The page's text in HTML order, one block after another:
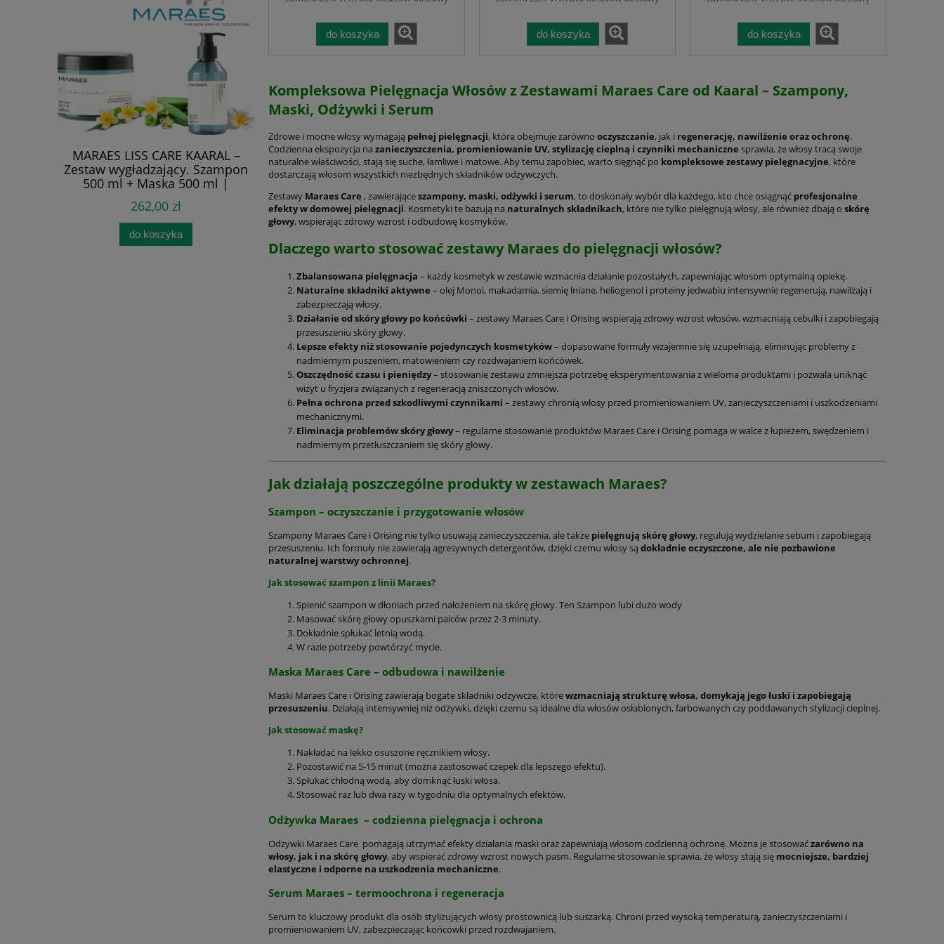
MARAES LISS CARE KAARAL –
Zestaw wygładzający. Szampon
500 ml + Maska 500 ml |
Nawilżenie, regeneracja i
kontrola puszenia | Biotyna,
Pantenol i Olejek Monoi | pH
4.00-5.00 | Bez soli, SLS,
262,00 zł
do koszyka
MARAES LISS CARE KAARAL
Zestaw – Ultra-wygładzający z
Monoi, Biotyną i Pantenolem.
Redukuje puszenie, dodaje
blasku i miękkości; szampon 500
ml , maska 500 ml i odżywka 10
w 1 250 ml. Bez alkoholu,
parabenów i SLS/SLES.
394,00 zł
Maraes COLOR CARE KAARAL –
Zestaw Szampon i Maska dla
Włosów, po 500 ml.
Profesjonalny Duet dla Włosów
Farbowanych. Idealny na co
dzień. Chroni kolor. Nawilża
włosy i skórę głowy, Regeneruje,
Przywraca równowagę.
Bez SlS
262,00 zł
MARAES RENEW CARE KAARAL
ZESTAW – Szampon 500 ml +
kompleksem algowym. Głęboka
regeneracja, nawilżenie i
zniszczonych włosów
262,00 zł
Maraes COLOR
produkty
Nawilżenie, Blask,
Wzmocnienie Bez Obciążenia
do koszyka
osłabionych, zniszczonych
włosów
do koszyka
500 ml + Pianka Bez Gazu 200
ml,
do koszyka
Kompleksowa Pielęgnacja Włosów z Zestawami Maraes Care od Kaaral – Szampony,
Maski, Odżywki i Serum
Zdrowe i mocne włosy wymagają pełnej pielęgnacji, która obejmuje zarówno oczyszczanie, jak i regenerację, nawilżenie oraz ochronę.
Codzienna ekspozycja na zanieczyszczenia, promieniowanie UV, stylizację cieplną i czynniki mechaniczne sprawia, że włosy tracą swoje
naturalne właściwości, stają się suche, łamliwe i matowe. Aby temu zapobiec, warto sięgnąć po kompleksowe zestawy pielęgnacyjne, które
dostarczają włosom wszystkich niezbędnych składników odżywczych.
Zestawy Maraes Care , zawierająceszampony, maski, odżywki i serum, to doskonały wybór dla każdego, kto chce osiągnąć profesjonalne
efekty w domowej pielęgnacji. Kosmetyki te bazują na naturalnych składnikach, które nie tylko pielęgnują włosy, ale również dbają o skórę
głowy, wspierając zdrowy wzrost i odbudowę kosmyków.
Dlaczego warto stosować zestawy Maraes do pielęgnacji włosów?
Zbalansowana pielęgnacja – każdy kosmetyk w zestawie wzmacnia działanie pozostałych, zapewniając włosom optymalną opiekę.
Naturalne składniki aktywne – olej Monoi, makadamia, siemię lniane, heliogenol i proteiny jedwabiu intensywnie regenerują, nawilżają i
zabezpieczają włosy.
Działanie od skóry głowy po końcówki – zestawy Maraes Care i Orising wspierają zdrowy wzrost włosów, wzmacniają cebulki i zapobiegają
przesuszeniu skóry głowy.
Lepsze efekty niż stosowanie pojedynczych kosmetyków– dopasowane formuły wzajemnie się uzupełniają, eliminując problemy z
nadmiernym puszeniem, matowieniem czy rozdwajaniem końcówek.
Oszczędność czasu i pieniędzy– stosowanie zestawu zmniejsza potrzebę eksperymentowania z wieloma produktami i pozwala uniknąć
wizyt u fryzjera związanych z regeneracją zniszczonych włosów.
Pełna ochrona przed szkodliwymi czynnikami – zestawy chronią włosy przed promieniowaniem UV, zanieczyszczeniami i uszkodzeniami
mechanicznymi.
Eliminacja problemów skóry głowy– regularne stosowanie produktów Maraes Care i Orising pomaga w walce z łupieżem, swędzeniem i
nadmiernym przetłuszczaniem się skóry głowy.
Jak działają poszczególne produkty w zestawach Maraes?
Szampon – oczyszczanie i przygotowanie włosów
Szampony Maraes Care i Orising nie tylko usuwają zanieczyszczenia, ale także pielęgnują skórę głowy, regulują wydzielanie sebum i zapobiegają
przesuszeniu. Ich formuły nie zawierają agresywnych detergentów, dzięki czemu włosy są dokładnie oczyszczone, ale nie pozbawione
naturalnej warstwy ochronnej.
Jak stosować szampon z linii Maraes?
Spienić szampon w dłoniach przed nałożeniem na skórę głowy. Ten Szampon lubi dużo wody
Masować skórę głowy opuszkami palców przez 2-3 minuty.
Dokładnie spłukać letnią wodą.
W razie potrzeby powtórzyć mycie.
Maska Maraes Care – odbudowa i nawilżenie
Maski Maraes Care i Orising zawierają bogate składniki odżywcze, którewzmacniają strukturę włosa, domykają jego łuski i zapobiegają
przesuszeniu. Działają intensywniej niż odżywki, dzięki czemu są idealne dla włosów osłabionych, farbowanych czy poddawanych stylizacji cieplnej.
Jak stosować maskę?
Nakładać na lekko osuszone ręcznikiem włosy.
Pozostawić na 5-15 minut (można zastosować czepek dla lepszego efektu).
Spłukać chłodną wodą, aby domknąć łuski włosa.
Stosować raz lub dwa razy w tygodniu dla optymalnych efektów.
Odżywka Maraes – codzienna pielęgnacja i ochrona
Odżywki Maraes Care pomagają utrzymać efekty działania maski oraz zapewniają włosom codzienną ochronę. Można je stosowaćzarówno na
włosy, jak i na skórę głowy, aby wspierać zdrowy wzrost nowych pasm. Regularne stosowanie sprawia, że włosy stają się mocniejsze, bardziej
elastyczne i odporne na uszkodzenia mechaniczne.
Serum Maraes – termoochrona i regeneracja
Serum to kluczowy produkt dla osób stylizujących włosy prostownicą lub suszarką. Chroni przed wysoką temperaturą, zanieczyszczeniami i
promieniowaniem UV, zabezpieczając końcówki przed rozdwajaniem.